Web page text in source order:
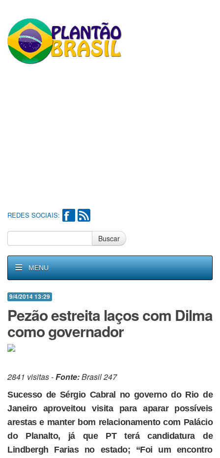
REDES SOCIAIS:
Buscar
MENU
9/4/2014 13:29
Pezão estreita laços com Dilma
como governador
2841 visitas -Fonte:Brasil 247
Sucesso de Sérgio Cabral no governo do Rio de
Janeiro aproveitou visita para aparar possíveis
arestas e manter bom relacionamento com Palácio
do Planalto, já que PT terá candidatura de
Lindbergh Farias no estado; “Foi um encontro